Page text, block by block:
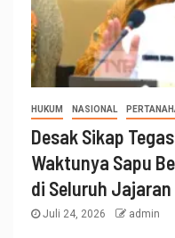
HUKUM NASIONAL
Desak Sikap
Waktunya Sapu
di Seluruh
Juli 24, 2026 admin